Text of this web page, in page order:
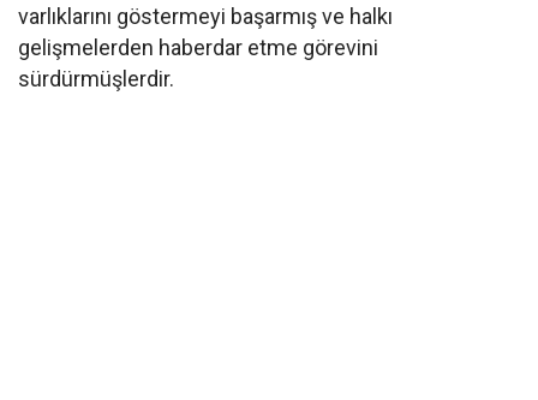
varlıklarını göstermeyi başarmış ve halkı
gelişmelerden haberdar etme görevini
sürdürmüşlerdir.